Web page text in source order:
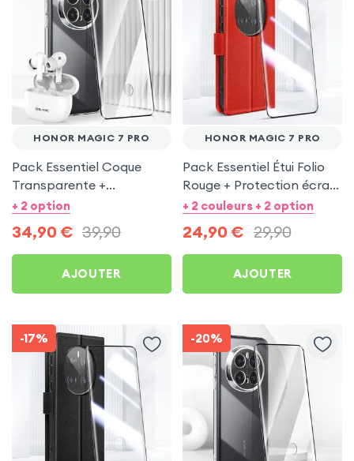
HONOR MAGIC 7 PRO
Pack Essentiel Coque
Transparente +
Protection écran +
Honor Magic 7 Pro
+ 2 option
34,90 € 39,90
AJOUTER
HONOR MAGIC 7 PRO
Pack Essentiel Étui Folio
Rouge + Protection écran
pour Honor Magic 7 Pro
+ 2 couleurs + 2 option
24,90 € 29,90
AJOUTER
-17% -20%